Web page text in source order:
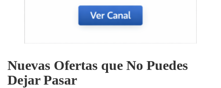
Nuevas Ofertas que No Puedes
Dejar Pasar